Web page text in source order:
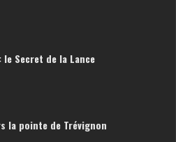
le Secret de la Lance
la pointe de Trévignon